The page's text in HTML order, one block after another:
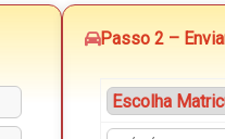
Passo 2 –